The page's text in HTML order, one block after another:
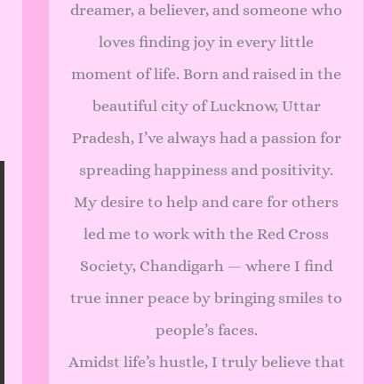
dreamer, a believer, and someone who
loves finding joy in every little
moment of life. Born and raised in the
beautiful city of Lucknow, Uttar
Pradesh, I’ve always had a passion for
spreading happiness and positivity.
My desire to help and care for others
led me to work with the Red Cross
Society, Chandigarh — where I find
true inner peace by bringing smiles to
people’s faces.
Amidst life’s hustle, I truly believe that